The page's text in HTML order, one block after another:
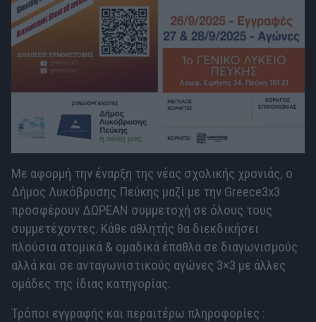
Με αφορμή την έναρξη της νέας σχολικής χρονιάς, ο
Δήμος Λυκόβρυσης Πεύκης μαζί με την Greece3x3
προσφέρουν ΔΩΡΕΑΝ συμμετοχή σε όλους τους
συμμετέχοντες. Κάθε αθλητής θα διεκδικήσει
πλούσια ατομικά & ομαδικά έπαθλα σε διαγωνισμούς
αλλά και σε ανταγωνιστικούς αγώνες 3×3 με άλλες
ομάδες της ίδιας κατηγορίας.
Τρόποι εγγραφής και περαιτέρω πληροφορίες :